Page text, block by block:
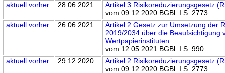
aktuell vorher 28.06.2021
Artikel 3 Risikoreduzierungsgesetz
vom 09.12.2020 BGBl. I S. 2773
aktuell vorher 26.06.2021
Artikel 2 Gesetz zur Umsetzung der
2019/2034 über die Beaufsichtigung
Wertpapierinstituten
vom 12.05.2021 BGBl. I S. 990
aktuell vorher 29.12.2020
Artikel 2 Risikoreduzierungsgesetz
vom 09.12.2020 BGBl. I S. 2773